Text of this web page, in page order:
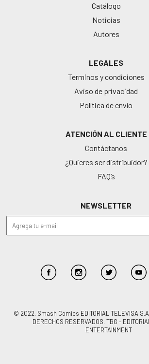
Catálogo
Noticias
Autores
LEGALES
Terminos y condiciones
Aviso de privacidad
Política de envío
ATENCIÓN AL CLIENTE
Contáctanos
¿Quieres ser distribuidor?
FAQ’s
NEWSLETTER
© 2022, Smash Comics EDITORIAL TELEVISA S.A.
DERECHOS RESERVADOS. TBG -
ENTERTAINMENT